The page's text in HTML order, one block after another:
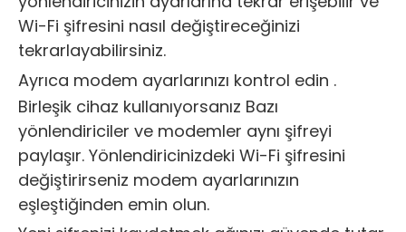
Wi-Fi şifresini nasıl değiştireceğinizi
tekrarlayabilirsiniz.
Ayrıca modem ayarlarınızı kontrol edin .
Birleşik cihaz kullanıyorsanız Bazı
yönlendiriciler ve modemler aynı şifreyi
paylaşır. Yönlendiricinizdeki Wi-Fi şifresini
değiştirirseniz modem ayarlarınızın
eşleştiğinden emin olun.